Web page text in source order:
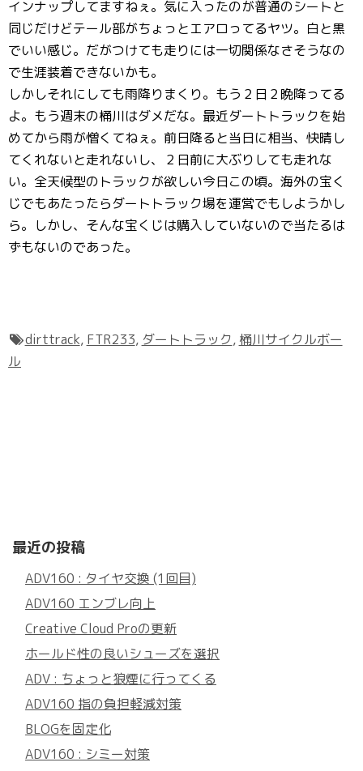
インナップしてますねぇ。気に入ったのが普通のシートと
同じだけどテール部がちょっとエアロってるヤツ。白と黒
でいい感じ。だがつけても走りには一切関係なさそうなの
で生涯装着できないかも。
しかしそれにしても雨降りまくり。もう２日２晩降ってる
よ。もう週末の桶川はダメだな。最近ダートトラックを始
めてから雨が憎くてねぇ。前日降ると当日に相当、快晴し
てくれないと走れないし、２日前に大ぶりしても走れな
い。全天候型のトラックが欲しい今日この頃。海外の宝く
じでもあたったらダートトラック場を運営でもしようかし
ら。しかし、そんな宝くじは購入していないので当たるは
ずもないのであった。
dirttrack, FTR233, ダートトラック, 桶川サイクルボー
ル
最近の投稿
ADV160 : タイヤ交換 (1回目)
ADV160 エンブレ向上
Creative Cloud Proの更新
ホールド性の良いシューズを選択
ADV : ちょっと狼煙に行ってくる
ADV160 指の負担軽減対策
BLOGを固定化
ADV160 : シミー対策